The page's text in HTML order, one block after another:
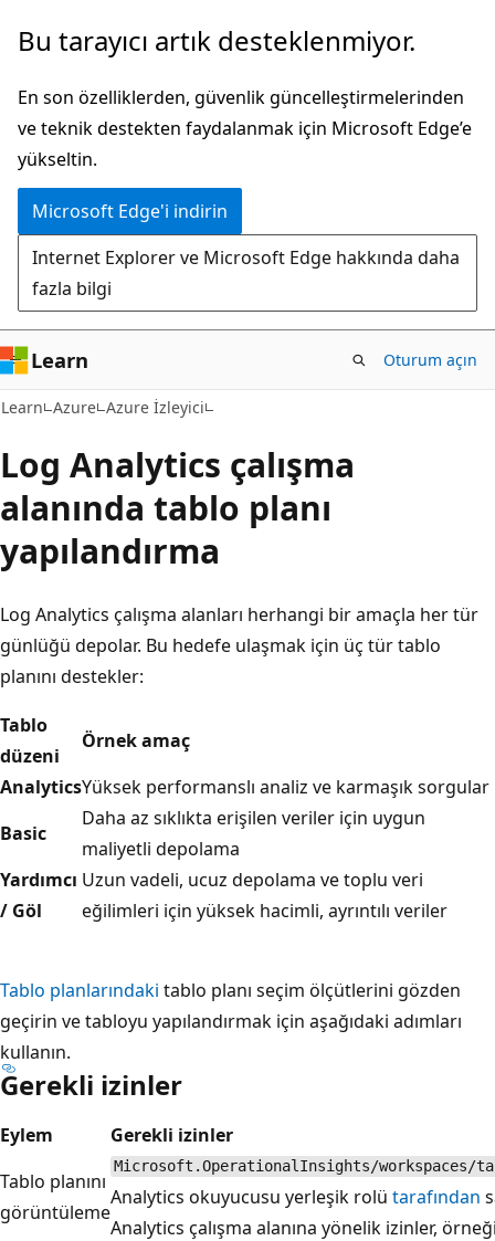
Ana
atla
Bu tarayıcı artık desteklenmiyor.
En son özelliklerden, güvenlik güncelleştirmelerinden
ve teknik destekten faydalanmak için Microsoft Edge’e
yükseltin.
Microsoft Edge'i indirin
Internet Explorer ve Microsoft Edge hakkında daha
fazla bilgi
Learn Oturum açın
Learn Azure Azure İzleyici
Log Analytics çalışma
alanında tablo planı
yapılandırma
Log Analytics çalışma alanları herhangi bir amaçla her tür
günlüğü depolar. Bu hedefe ulaşmak için üç tür tablo
planını destekler:
Tablo
düzeni
Örnek amaç
AnalyticsYüksek performanslı analiz ve karmaşık sorgular
Basic
Daha az sıklıkta erişilen veriler için uygun
maliyetli depolama
Yardımcı
/ Göl
Uzun vadeli, ucuz depolama ve toplu veri
eğilimleri için yüksek hacimli, ayrıntılı veriler
Tablo planlarındaki tablo planı seçim ölçütlerini gözden
geçirin ve tabloyu yapılandırmak için aşağıdaki adımları
kullanın.
Gerekli izinler
Eylem
Gerekli izinler
Tablo planını
görüntüleme
Microsoft.OperationalInsights/workspaces/
Analytics okuyucusu yerleşik rolü tarafından
Analytics çalışma alanına yönelik izinler,